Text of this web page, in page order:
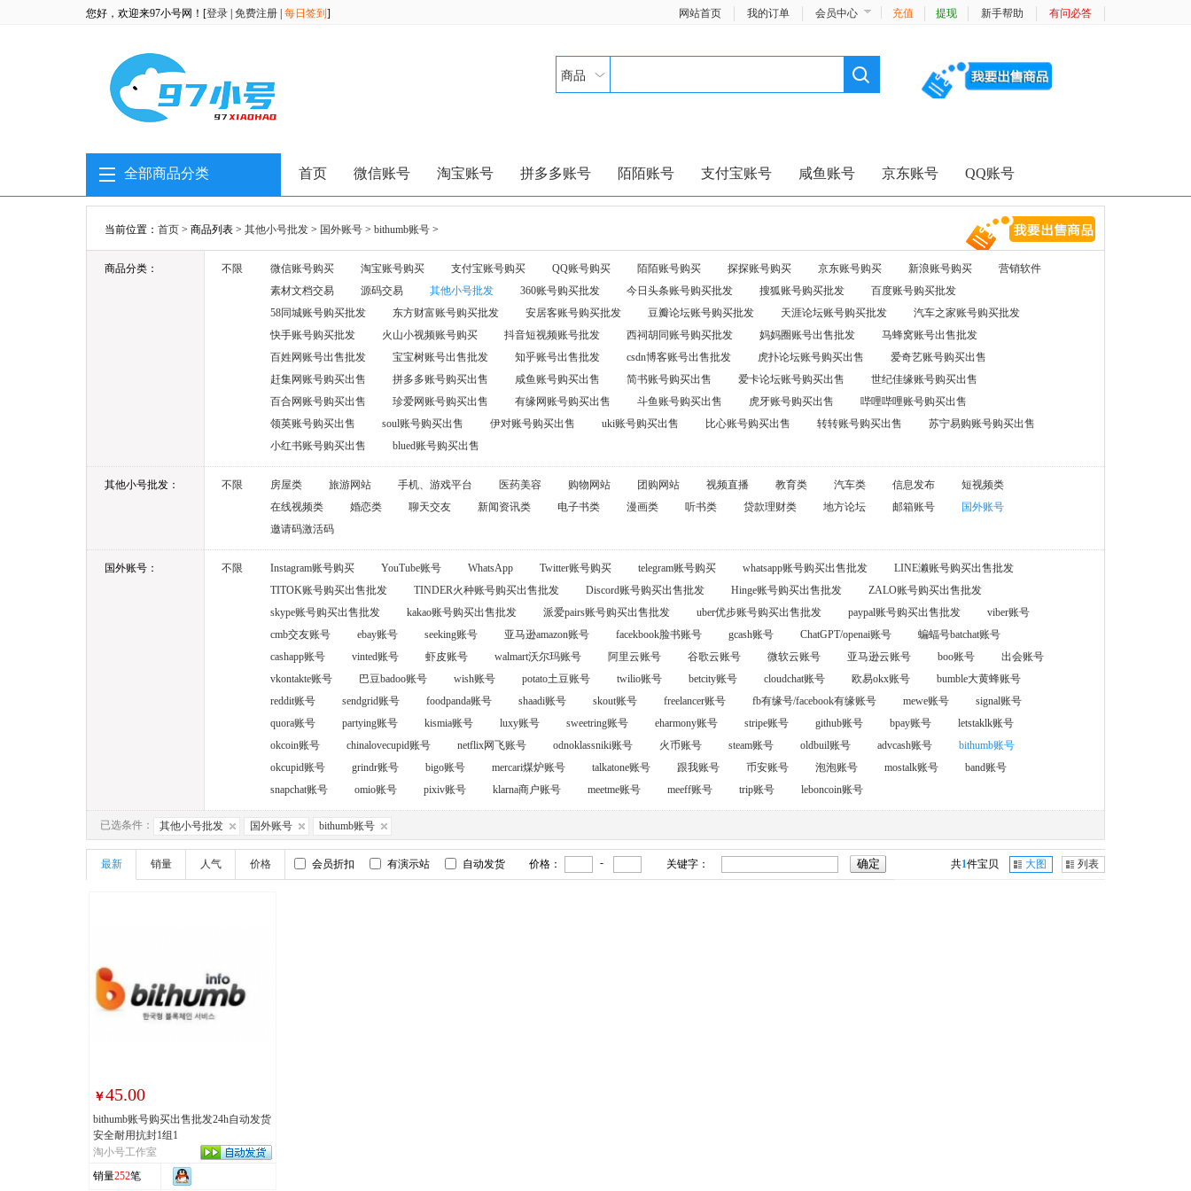
您好，欢迎来97小号网！[登录 免费注册 每日签到 ] 网站首页 我的订单 会员中心 充值 提现 新手帮助 有问必答
商品
全部商品分类 首页 微信账号 淘宝账号 拼多多账号 陌陌账号 支付宝账号 咸鱼账号 京东账号 QQ账号
当前位置： 首页 > 商品列表 > 其他小号批发 > 国外账号 > bithumb账号 >
商品分类： 不限 微信账号购买 淘宝账号购买 支付宝账号购买 QQ账号购买 陌陌账号购买 探探账号购买 京东账号购买 新浪账号购买
营销软件
素材文档交易
源码交易 其他小号批发 360账号购买批发 今日头条账号购买批发 搜狐账号购买批发
百度账号购买批发
58同城账号购买批发
东方财富账号购买批发 安居客账号购买批发 豆瓣论坛账号购买批发 天涯论坛账号购买批发
汽车之家账号购买批发
快手账号购买批发
火山小视频账号购买 抖音短视频账号批发 西祠胡同账号购买批发 妈妈圈账号出售批发
马蜂窝账号出售批发
百姓网账号出售批发
宝宝树账号出售批发 知乎账号出售批发 csdn博客账号出售批发 虎扑论坛账号购买出售
爱奇艺账号购买出售
赶集网账号购买出售
拼多多账号购买出售 咸鱼账号购买出售 简书账号购买出售 爱卡论坛账号购买出售
世纪佳缘账号购买出售
百合网账号购买出售
珍爱网账号购买出售 有缘网账号购买出售 斗鱼账号购买出售 虎牙账号购买出售
哔哩哔哩账号购买出售
领英账号购买出售
soul账号购买出售 伊对账号购买出售 uki账号购买出售 比心账号购买出售 转转账号购买出售
苏宁易购账号购买出售
小红书账号购买出售
blued账号购买出售
其他小号批发： 不限 房屋类 旅游网站 手机、游戏平台 医药美容 购物网站 团购网站 视频直播 教育类 汽车类 信息发布
短视频类
在线视频类
婚恋类 聊天交友 新闻资讯类 电子书类 漫画类 听书类 贷款理财类 地方论坛 邮箱账号
国外账号
邀请码激活码
国外账号： 不限 Instagram账号购买 YouTube账号 WhatsApp Twitter账号购买 telegram账号购买 whatsapp账号购买出售批发
LINE濑账号购买出售批发
TITOK账号购买出售批发
TINDER火种账号购买出售批发 Discord账号购买出售批发 Hinge账号购买出售批发
ZALO账号购买出售批发
skype账号购买出售批发
kakao账号购买出售批发 派爱pairs账号购买出售批发 uber优步账号购买出售批发 paypal账号购买出售批发
viber账号
cmb交友账号
ebay账号 seeking账号 亚马逊amazon账号 facekbook脸书账号 gcash账号 ChatGPT/openai账号
蝙蝠号batchat账号
cashapp账号
vinted账号 虾皮账号 walmart沃尔玛账号 阿里云账号 谷歌云账号 微软云账号 亚马逊云账号 boo账号
出会账号
vkontakte账号
巴豆badoo账号 wish账号 potato土豆账号 twilio账号 betcity账号 cloudchat账号 欧易okx账号
bumble大黄蜂账号
reddit账号
sendgrid账号 foodpanda账号 shaadi账号 skout账号 freelancer账号 fb有缘号/facebook有缘账号 mewe账号
signal账号
quora账号
partying账号 kismia账号 luxy账号 sweetring账号 eharmony账号 stripe账号 github账号 bpay账号
letstaklk账号
okcoin账号
chinalovecupid账号 netflix网飞账号 odnoklassniki账号 火币账号 steam账号 oldbuil账号 advcash账号
bithumb账号
okcupid账号
grindr账号 bigo账号 mercari煤炉账号 talkatone账号 跟我账号 币安账号 泡泡账号 mostalk账号
band账号
snapchat账号
omio账号 pixiv账号 klarna商户账号 meetme账号 meeff账号 trip账号 leboncoin账号
已选条件： 其他小号批发 国外账号 bithumb账号
最新 销量 人气 价格 会员折扣 有演示站 自动发货 价格： - 关键字： 共1件宝贝 列表
大图
￥45.00
bithumb账号购买出售批发24h自动发货
安全耐用抗封1组1
淘小号工作室
销量252笔